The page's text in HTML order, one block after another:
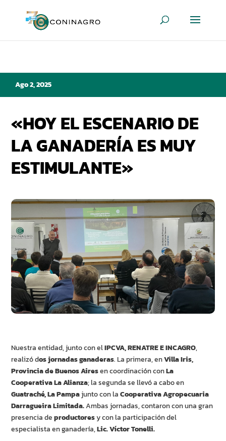
Ago 2, 2025
«HOY EL ESCENARIO DE
LA GANADERÍA ES MUY
ESTIMULANTE»
Nuestra entidad, junto con elIPCVA, RENATRE E INCAGRO,
realizó dos jornadas ganaderas. La primera, enVilla Iris,
Provincia de Buenos Airesen coordinación conLa
Cooperativa La Alianza; la segunda se llevó a cabo en
Guatraché, La Pampajunto con laCooperativa Agropecuaria
Darragueira Limitada.Ambas jornadas, contaron con una gran
presencia deproductoresy con la participación del
especialista en ganadería,Lic. Víctor Tonelli.